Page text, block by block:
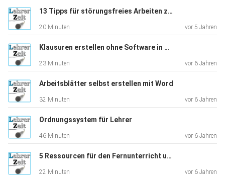
Alles zu den Ergebnissen der Umfrage
Welche Fragen sich daraus ergeben und welche
Erklärungssansätze Sinnmachen
Krise
ziehen kann
Wieso wir es mal wieder niemandem recht machen können
Wie du deine Zeit aktuell sinnvoll nutzen kannst
13 Tipps für störungsfreies Arbeiten zu Hause
20 Minuten vor 5 Jahren
Klausuren erstellen ohne Software in Microsoft Word
23 Minuten vor 6 Jahren
Arbeitsblätter selbst erstellen mit Word
32 Minuten vor 6 Jahren
Ordnungssystem für Lehrer
46 Minuten vor 6 Jahren
5 Ressourcen für den Fernunterricht und Erfahrungsberichte
22 Minuten vor 6 Jahren